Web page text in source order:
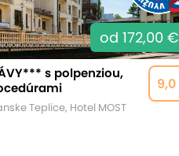
od 172,00 €
9,0
s polpenziou,
Teplice, Hotel MOST